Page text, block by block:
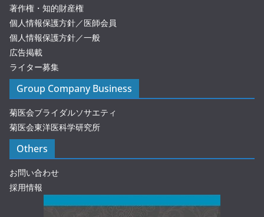
著作権・知的財産権
個人情報保護方針／医師会員
個人情報保護方針／一般
広告掲載
ライター募集
Group Company Business
菊医会ブライダルソサエティ
菊医会東洋医科学研究所
Others
お問い合わせ
採用情報